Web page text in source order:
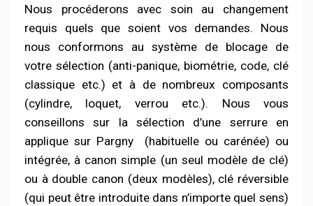
Nous procéderons avec soin au changement
requis quels que soient vos demandes. Nous
nous conformons au système de blocage de
votre sélection (anti-panique, biométrie, code, clé
classique etc.) et à de nombreux composants
(cylindre, loquet, verrou etc.). Nous vous
conseillons sur la sélection d’une serrure en
applique sur Pargny
(habituelle ou carénée) ou
intégrée, à canon simple (un seul modèle de clé)
ou à double canon (deux modèles), clé réversible
(qui peut être introduite dans n’importe quel sens)